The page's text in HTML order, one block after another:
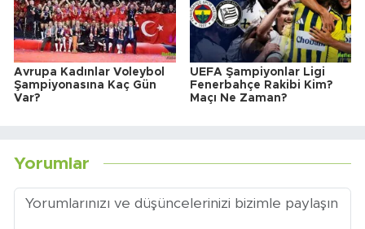
Avrupa Kadınlar Voleybol
Şampiyonasına Kaç Gün
Var?
UEFA Şampiyonlar Ligi
Fenerbahçe Rakibi Kim?
Maçı Ne Zaman?
Yorumlar